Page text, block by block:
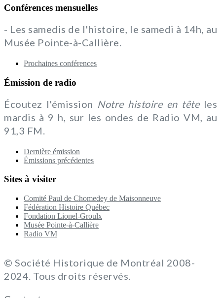
Conférences mensuelles
- Les samedis de l'histoire, le samedi à 14h, au
Musée Pointe-à-Callière.
Prochaines conférences
Émission de radio
Écoutez l'émission Notre histoire en têteles
mardis à 9 h, sur les ondes de Radio VM, au
91,3 FM.
Dernière émission
Émissions précédentes
Sites à visiter
Comité Paul de Chomedey de Maisonneuve
Fédération Histoire Québec
Fondation Lionel-Groulx
Musée Pointe-à-Callière
Radio VM
© Société Historique de Montréal 2008-
2024. Tous droits réservés.